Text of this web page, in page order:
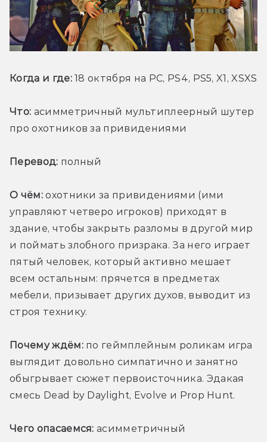
Когда и где: 18 октября на PC, PS4, PS5, X1, XSXS
Что: асимметричный мультиплеерный шутер
про охотников за привидениями
Перевод: полный
О чём: охотники за привидениями (ими
управляют четверо игроков) приходят в
здание, чтобы закрыть разломы в другой мир
и поймать злобного призрака. За него играет
пятый человек, который активно мешает
всем остальным: прячется в предметах
мебели, призывает других духов, выводит из
строя технику.
Почему ждём: по геймплейным роликам игра
выглядит довольно симпатично и занятно
обыгрывает сюжет первоисточника. Эдакая
смесь Dead by Daylight, Evolve и Prop Hunt.
Чего опасаемся: асимметричный